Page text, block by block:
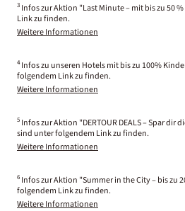
3 Infos zur Aktion "Last Minute – mit bis zu 50
Link zu finden.
Weitere Informationen
4 Infos zu unseren Hotels mit bis zu 100%
folgendem Link zu finden.
Weitere Informationen
5 Infos zur Aktion "DERTOUR DEALS – Spar dir
sind unter folgendem Link zu finden.
Weitere Informationen
6 Infos zur Aktion "Summer in the City – bis zu
folgendem Link zu finden.
Weitere Informationen